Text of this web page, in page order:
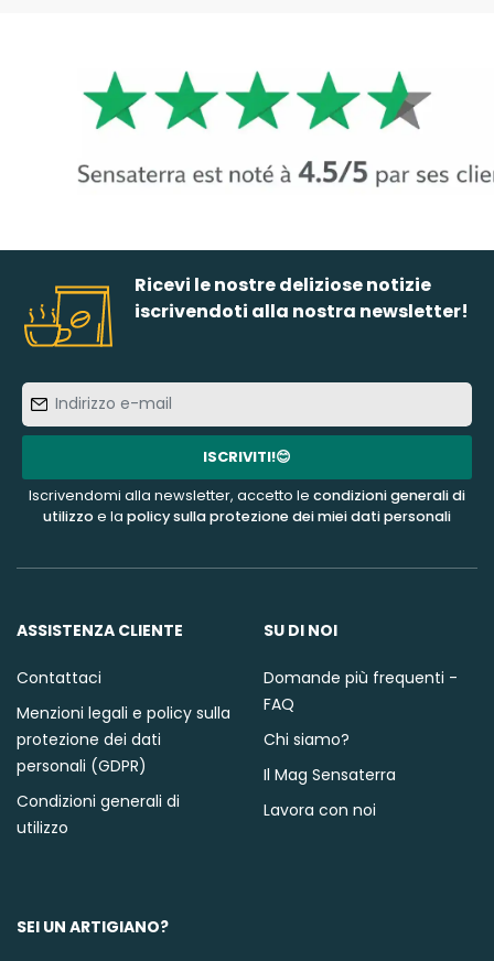
Ricevi le nostre deliziose notizie
iscrivendoti alla nostra newsletter!
e-
mail
ISCRIVITI!😊
Iscrivendomi alla newsletter, accetto le condizioni generali di
utilizzoe la policy sulla protezione dei miei dati personali
ASSISTENZA CLIENTE
Contattaci
Menzioni legali e policy sulla
protezione dei dati
personali (GDPR)
Condizioni generali di
utilizzo
SU DI NOI
Domande più frequenti -
FAQ
Chi siamo?
Il Mag Sensaterra
Lavora con noi
SEI UN ARTIGIANO?